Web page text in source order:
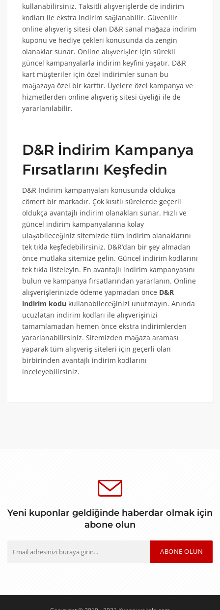
kullanabilirsiniz. Taksitli alışverişlerde de indirim
kodları ile ekstra indirim sağlanabilir. Güvenilir
online alışveriş sitesi olan D&R sanal mağaza indirim
kuponu ve hediye çekleri konusunda da zengin
olanaklar sunar. Online alışverişler için sürekli
güncel kampanyalarla indirim keyfini yaşatır. D&R
kart müşteriler için özel indirimler sunan bu
mağazaya özel bir karttır. Üyelere özel kampanya ve
hizmetlerden online alışveriş sitesi üyeliği ile de
yararlanılabilir.
D&R İndirim Kampanya
Fırsatlarını Keşfedin
D&R İndirim kampanyaları konusunda oldukça
cömert bir markadır. Çok kısıtlı sürelerde geçerli
oldukça avantajlı indirim olanakları sunar. Hızlı ve
güncel indirim kampanyalarına kolay
ulaşabileceğiniz sitemizde tüm indirim olanaklarını
tek tıkla keşfedebilirsiniz. D&R’dan bir şey almadan
önce mutlaka sitemize gelin. Güncel indirim kodlarını
tek tıkla listeleyin. En avantajlı indirim kampanyasını
bulun ve kampanya fırsatlarından yararlanın. Online
alışverişlerinizde ödeme yapmadan önce D&R
indirim kodu kullanabileceğinizi unutmayın. Anında
ucuzlatan indirim kodları ile alışverişinizi
tamamlamadan hemen önce ekstra indirimlerden
yararlanabilirsiniz. Sitemizden mağaza araması
yaparak tüm alışveriş siteleri için geçerli olan
birbirinden avantajlı indirim kodlarını
inceleyebilirsiniz.
Yeni kuponlar geldiğinde haberdar olmak için
abone olun
ABONE OLUN